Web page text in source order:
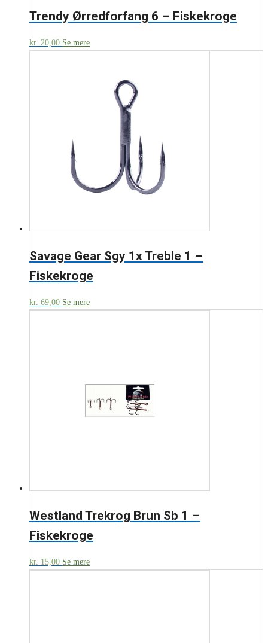
Trendy Ørredforfang 6 – Fiskekroge
kr. 20,00 Se mere
Savage Gear Sgy 1x Treble 1 –
Fiskekroge
kr. 69,00 Se mere
Westland Trekrog Brun Sb 1 –
Fiskekroge
kr. 15,00 Se mere